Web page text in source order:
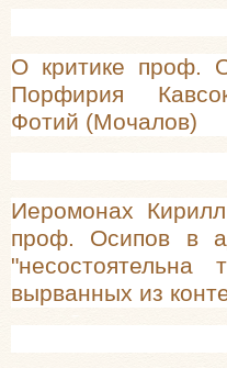
О критике проф.
Порфирия
Фотий (Мочалов)
Иеромонах
проф. Осипов в
вырванных из